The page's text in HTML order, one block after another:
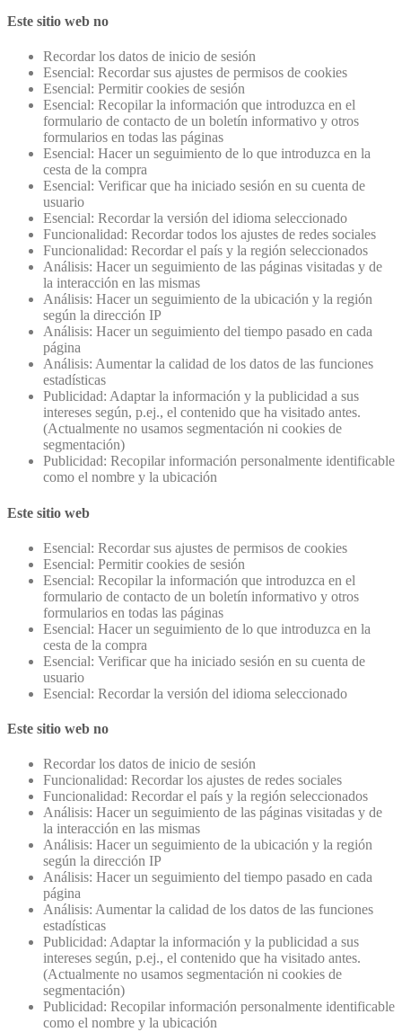
Este sitio web no
Recordar los datos de inicio de sesión
Esencial: Recordar sus ajustes de permisos de cookies
Esencial: Permitir cookies de sesión
Esencial: Recopilar la información que introduzca en el
formulario de contacto de un boletín informativo y otros
formularios en todas las páginas
Esencial: Hacer un seguimiento de lo que introduzca en la
cesta de la compra
Esencial: Verificar que ha iniciado sesión en su cuenta de
usuario
Esencial: Recordar la versión del idioma seleccionado
Funcionalidad: Recordar todos los ajustes de redes sociales
Funcionalidad: Recordar el país y la región seleccionados
Análisis: Hacer un seguimiento de las páginas visitadas y de
la interacción en las mismas
Análisis: Hacer un seguimiento de la ubicación y la región
según la dirección IP
Análisis: Hacer un seguimiento del tiempo pasado en cada
página
Análisis: Aumentar la calidad de los datos de las funciones
estadísticas
Publicidad: Adaptar la información y la publicidad a sus
intereses según, p.ej., el contenido que ha visitado antes.
(Actualmente no usamos segmentación ni cookies de
segmentación)
Publicidad: Recopilar información personalmente identificable
como el nombre y la ubicación
Este sitio web
Esencial: Recordar sus ajustes de permisos de cookies
Esencial: Permitir cookies de sesión
Esencial: Recopilar la información que introduzca en el
formulario de contacto de un boletín informativo y otros
formularios en todas las páginas
Esencial: Hacer un seguimiento de lo que introduzca en la
cesta de la compra
Esencial: Verificar que ha iniciado sesión en su cuenta de
usuario
Esencial: Recordar la versión del idioma seleccionado
Este sitio web no
Recordar los datos de inicio de sesión
Funcionalidad: Recordar los ajustes de redes sociales
Funcionalidad: Recordar el país y la región seleccionados
Análisis: Hacer un seguimiento de las páginas visitadas y de
la interacción en las mismas
Análisis: Hacer un seguimiento de la ubicación y la región
según la dirección IP
Análisis: Hacer un seguimiento del tiempo pasado en cada
página
Análisis: Aumentar la calidad de los datos de las funciones
estadísticas
Publicidad: Adaptar la información y la publicidad a sus
intereses según, p.ej., el contenido que ha visitado antes.
(Actualmente no usamos segmentación ni cookies de
segmentación)
Publicidad: Recopilar información personalmente identificable
como el nombre y la ubicación